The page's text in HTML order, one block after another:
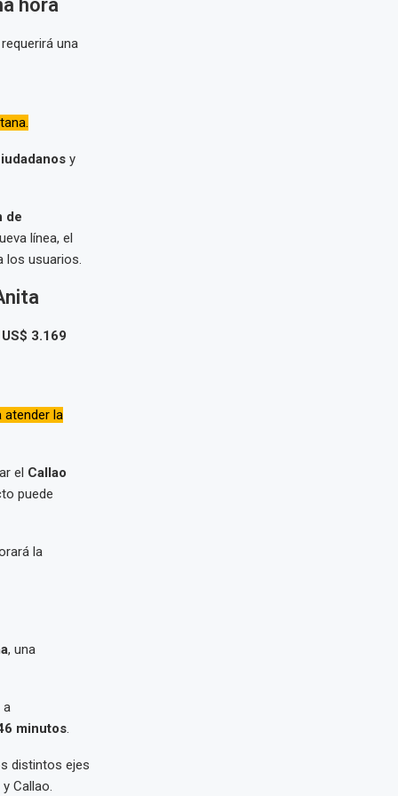
hora
una
y
de
línea, el
los usuarios.
US$ 3.169
la
el Callao
puede
la
, una
a
minutos.
distintos ejes
Callao.